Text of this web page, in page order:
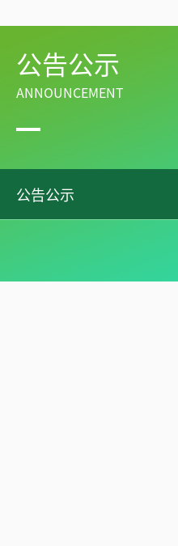
公告公示
ANNOUNCEMENT
公告公示